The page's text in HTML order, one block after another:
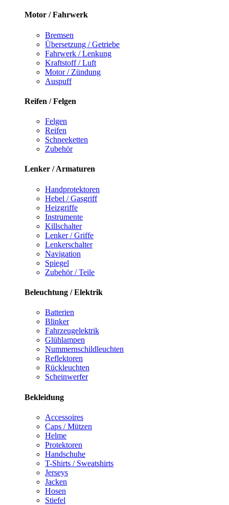
Motor / Fahrwerk
Bremsen
Übersetzung / Getriebe
Fahrwerk / Lenkung
Kraftstoff / Luft
Motor / Zündung
Auspuff
Reifen / Felgen
Felgen
Reifen
Schneeketten
Zubehör
Lenker / Armaturen
Handprotektoren
Hebel / Gasgriff
Heizgriffe
Instrumente
Killschalter
Lenker / Griffe
Lenkerschalter
Navigation
Spiegel
Zubehör / Teile
Beleuchtung / Elektrik
Batterien
Blinker
Fahrzeugelektrik
Glühlampen
Nummernschildleuchten
Reflektoren
Rückleuchten
Scheinwerfer
Bekleidung
Accessoires
Caps / Mützen
Helme
Protektoren
Handschuhe
T-Shirts / Sweatshirts
Jerseys
Jacken
Hosen
Stiefel